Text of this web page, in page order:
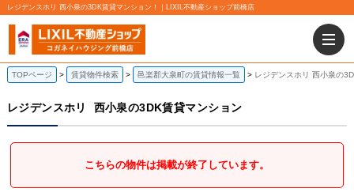
レジデンスホリ 西小泉の3DK賃貸マンション！｜LIXIL不動産ショップ前橋店
TOPページ 賃貸物件検索 邑楽郡大泉町の賃貸情報一覧 レジデンスホリ 西小泉の
レジデンスホリ 西小泉の3DK賃貸マンション
こちらの物件は掲載が終了しています。